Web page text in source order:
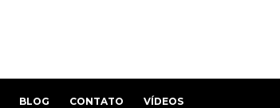
BLOG CONTATO VÍDEOS